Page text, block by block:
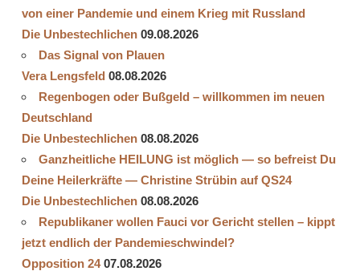
von einer Pandemie und einem Krieg mit Russland
Die Unbestechlichen 09.08.2026
Das Signal von Plauen
Vera Lengsfeld 08.08.2026
Regenbogen oder Bußgeld – willkommen im neuen
Deutschland
Die Unbestechlichen 08.08.2026
Ganzheitliche HEILUNG ist möglich — so befreist Du
Deine Heilerkräfte — Christine Strübin auf QS24
Die Unbestechlichen 08.08.2026
Republikaner wollen Fauci vor Gericht stellen – kippt
jetzt endlich der Pandemieschwindel?
Opposition 24 07.08.2026